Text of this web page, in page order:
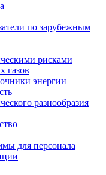
по зарубежным
рисками
газов
энергии
разнообразия
для персонала